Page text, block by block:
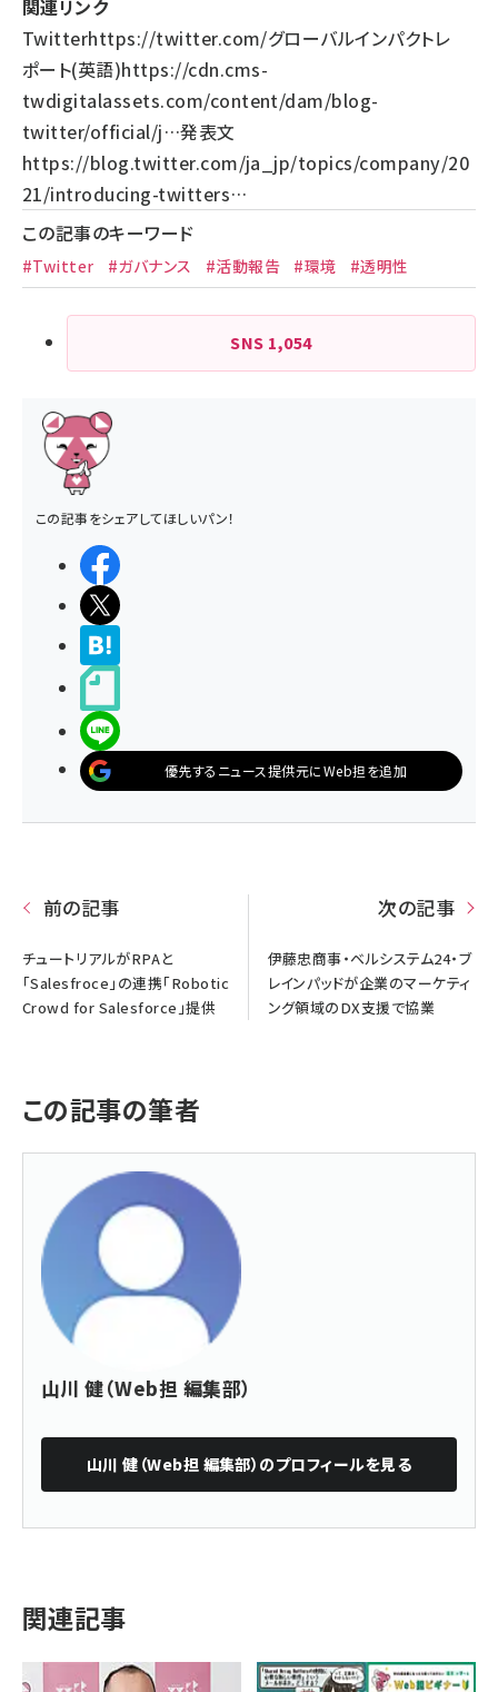
関連リンク
Twitterhttps://twitter.com/グローバルインパクトレ
ポート(英語)https://cdn.cms-
twdigitalassets.com/content/dam/blog-
twitter/official/j…発表文
https://blog.twitter.com/ja_jp/topics/company/20
21/introducing-twitters…
この記事のキーワード
#Twitter #ガバナンス #活動報告 #環境 #透明性
SNS 1,054
この記事をシェアしてほしいパン！
優先するニュース提供元にWeb担を追加
前の記事
チュートリアルがRPAと
「Salesfroce」の連携「Robotic
Crowd for Salesforce」提供
次の記事
伊藤忠商事・ベルシステム24・ブ
レインパッドが企業のマーケティ
ング領域のDX支援で協業
この記事の筆者
山川 健（Web担 編集部）
山川 健（Web担 編集部） のプロフィールを見る
関連記事